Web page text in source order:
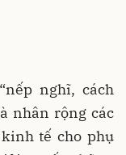
nghĩ, cách
nhân rộng các
tế cho phụ